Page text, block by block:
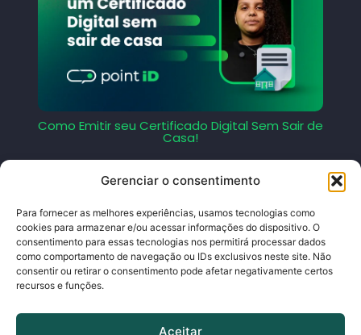
Gerenciar o consentimento
Para fornecer as melhores experiências, usamos tecnologias como
cookies para armazenar e/ou acessar informações do dispositivo. O
consentimento para essas tecnologias nos permitirá processar dados
como comportamento de navegação ou IDs exclusivos neste site. Não
consentir ou retirar o consentimento pode afetar negativamente certos
recursos e funções.
Aceitar
Como Emitir seu Certificado Digital Sem Sair de
Casa!